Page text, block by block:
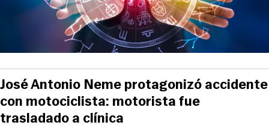
José Antonio Neme protagonizó accidente
con motociclista: motorista fue
trasladado a clínica